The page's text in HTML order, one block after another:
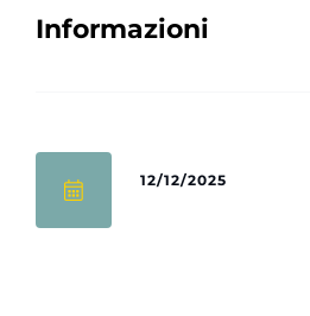
Informazioni
12/12/2025